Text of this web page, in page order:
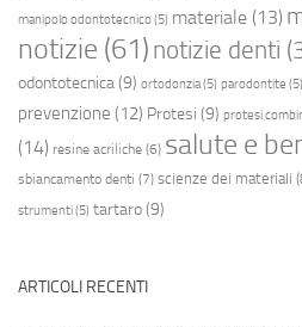
manipolo odontotecnico(5) materiale (13)
notizie (61) notizie denti
odontotecnica (9) ortodonzia(5) parodontite (5)
prevenzione (12) Protesi (9) protesi
(14) resine acriliche (6) salute e
sbiancamento denti (7) scienze dei materiali
strumenti(5) tartaro(9)
ARTICOLI RECENTI